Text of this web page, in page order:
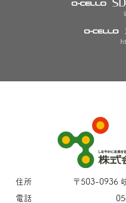
住所
〒503-0936
電話